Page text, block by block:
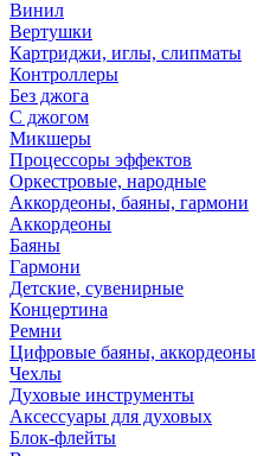
Винил
Вертушки
Картриджи, иглы, слипматы
Контроллеры
Без джога
С джогом
Микшеры
Процессоры эффектов
Оркестровые, народные
Аккордеоны, баяны, гармони
Аккордеоны
Баяны
Гармони
Детские, сувенирные
Концертина
Ремни
Цифровые баяны, аккордеоны
Чехлы
Духовые инструменты
Аксессуары для духовых
Блок-флейты